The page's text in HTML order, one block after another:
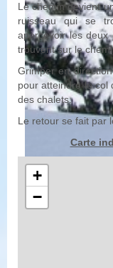
Le chemin devient
ruisseau qui se
apercevoir les deux
trouvent sur le
Grimper en
pour atteindre le col
des chalets.
Le retour se fait par
Carte ind
+
−